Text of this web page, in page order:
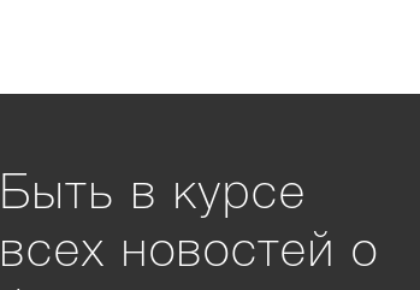
Быть в курсе
всех новостей о